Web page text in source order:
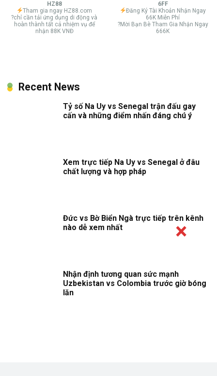
HZ88
Tham gia ngay HZ88.com
?chỉ cần tải ứng dụng di động và
hoàn thành tất cả nhiệm vụ để
nhận 88K VNĐ
6FF
Đăng Ký Tài Khoản Nhận Ngay
66K Miễn Phí
?Mời Bạn Bè Tham Gia Nhận Ngay
666K
Recent News
Tỷ số Na Uy vs Senegal trận đấu gay
cấn và những điểm nhấn đáng chú ý
Xem trực tiếp Na Uy vs Senegal ở đâu
chất lượng và hợp pháp
Đức vs Bờ Biển Ngà trực tiếp trên kênh
nào dễ xem nhất
Nhận định tương quan sức mạnh
Uzbekistan vs Colombia trước giờ bóng
lăn